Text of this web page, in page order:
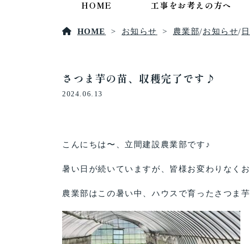
HOME 工事をお考えの方へ
HOME お知らせ 農業部/お知らせ/
さつま芋の苗、収穫完了です♪
2024.06.13
こんにちは〜、立間建設農業部です♪
暑い日が続いていますが、皆様お変わりなく
農業部はこの暑い中、ハウスで育ったさつま